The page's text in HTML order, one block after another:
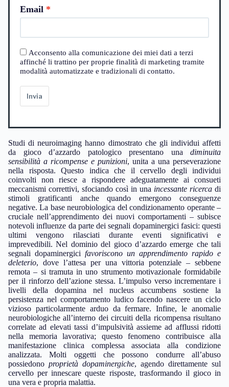
Email
Acconsento alla comunicazione dei miei dati a terzi
affinché li trattino per proprie finalità di marketing tramite
modalità automatizzate e tradizionali di contatto.
Invia
Studi di neuroimaging hanno dimostrato che gli individui affetti
da gioco d’azzardo patologico presentano una diminuita
sensibilità a ricompense e punizioni, unita a una perseverazione
nella risposta. Questo indica che il cervello degli individui
coinvolti non riesce a rispondere adeguatamente ai consueti
meccanismi correttivi, sfociando così in una incessante ricerca di
stimoli gratificanti anche quando emergono conseguenze
negative. La base neurobiologica del condizionamento operante –
cruciale nell’apprendimento dei nuovi comportamenti – subisce
notevoli influenze da parte dei segnali dopaminergici fasici: questi
ultimi vengono rilasciati durante eventi significativi e
imprevedibili. Nel dominio del gioco d’azzardo emerge che tali
segnali dopaminergici favoriscono un apprendimento rapido e
deleterio, dove l’attesa per una vittoria potenziale – sebbene
remota – si tramuta in uno strumento motivazionale formidabile
per il rinforzo dell’azione stessa. L’impulso verso incrementare i
livelli della dopamina nel nucleus accumbens sostiene la
persistenza nel comportamento ludico facendo nascere un ciclo
vizioso particolarmente arduo da fermare. Infine, le anomalie
neurobiologiche all’interno dei circuiti della ricompensa risultano
correlate ad elevati tassi d’impulsività assieme ad afflussi ridotti
nella memoria lavorativa; questo fenomeno contribuisce alla
manifestazione clinica complessa associata alla condizione
analizzata. Molti oggetti che possono condurre all’abuso
possiedono proprietà dopaminergiche, agendo direttamente sul
cervello per innescare queste risposte, trasformando il gioco in
una vera e propria malattia.